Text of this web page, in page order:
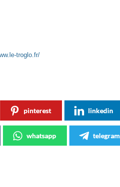
troglo.fr/
pinterest linkedin
whatsapp telegram